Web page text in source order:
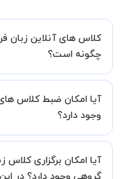
کلاس های آنلاین زبان
چگونه است؟
شما میدهیم که استاد شما
یک کلاس آنلاین با کیفیت
آیا امکان ضبط کلاس های
وجود دارد؟
کنید.
آیا امکان برگزاری